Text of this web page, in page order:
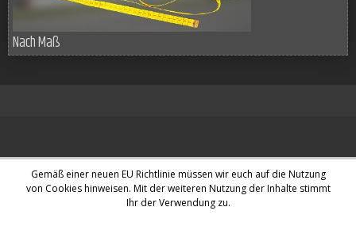
Nach Maß
Impressum & Datenschutz Widerrufsbelehrung Disclaimer AGB
Gemäß einer neuen EU Richtlinie müssen wir euch auf die Nutzung
von Cookies hinweisen. Mit der weiteren Nutzung der Inhalte stimmt
Ihr der Verwendung zu.